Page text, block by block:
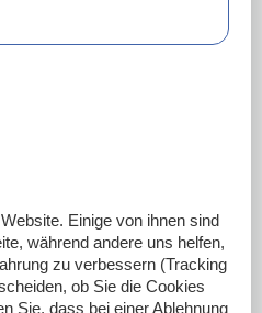
Einige von ihnen sind
während andere uns helfen,
zu verbessern (Tracking
ob Sie die Cookies
Sie, dass bei einer Ablehnung